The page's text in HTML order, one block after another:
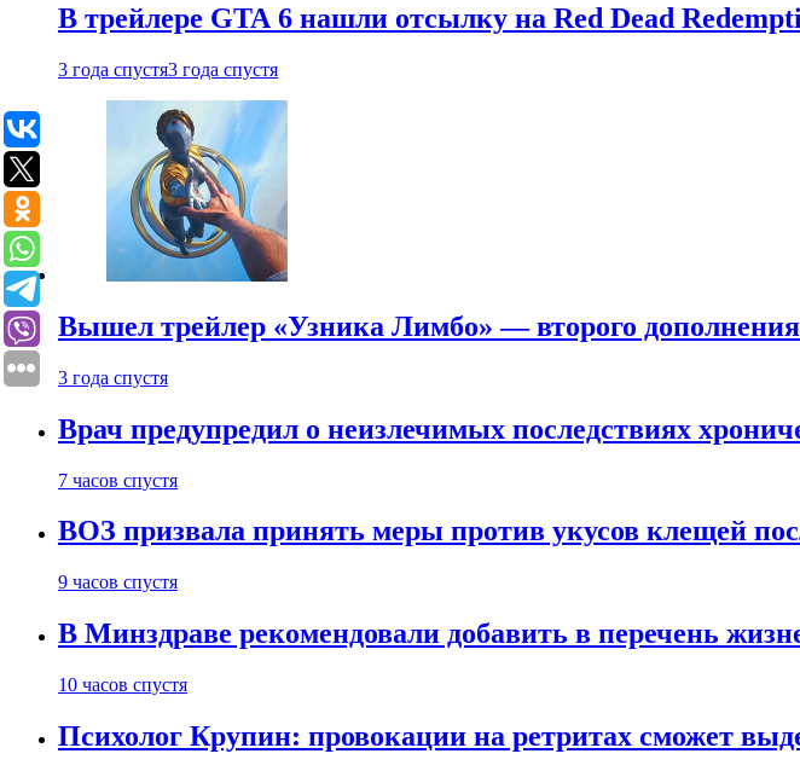
В трейлере GTA 6 нашли отсылку на Red Dead
3 года спустя3 года спустя
Вышел трейлер «Узника Лимбо» — второго
3 года спустя
Врач предупредил о неизлечимых последствиях
7 часов спустя
ВОЗ призвала принять меры против укусов клещей
9 часов спустя
В Минздраве рекомендовали добавить в перечень
10 часов спустя
Психолог Крупин: провокации на ретритах сможет